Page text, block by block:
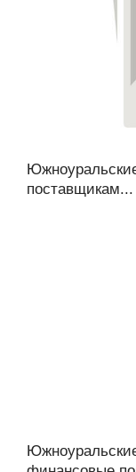
поставщикам...